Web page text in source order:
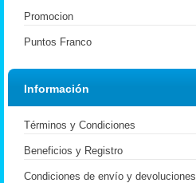
Promocion
Puntos Franco
Información
Términos y Condiciones
Beneficios y Registro
Condiciones de envío y devoluciones